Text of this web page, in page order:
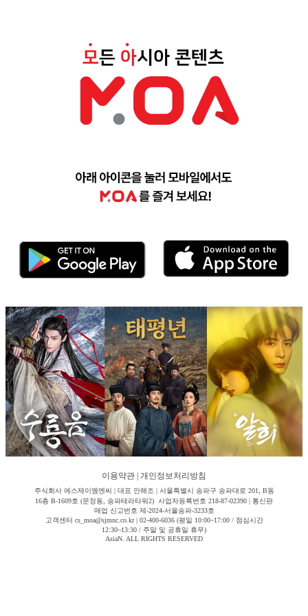
이용약관 개인정보처리방침
주식회사 에스제이엠엔씨 | 대표 안해조 | 서울특별시 송파구 송파대로 201, B동
16층 B-1609호 (문정동, 송파테라타워2) 사업자등록번호 218-87-02390 | 통신판
매업 신고번호 제-2024-서울송파-3233호
고객센터 cs_moa@sjmnc.co.kr | 02-400-6036 (평일 10:00~17:00 / 점심시간
12:30~13:30 / 주말 및 공휴일 휴무)
AsiaN. ALL RIGHTS RESERVED